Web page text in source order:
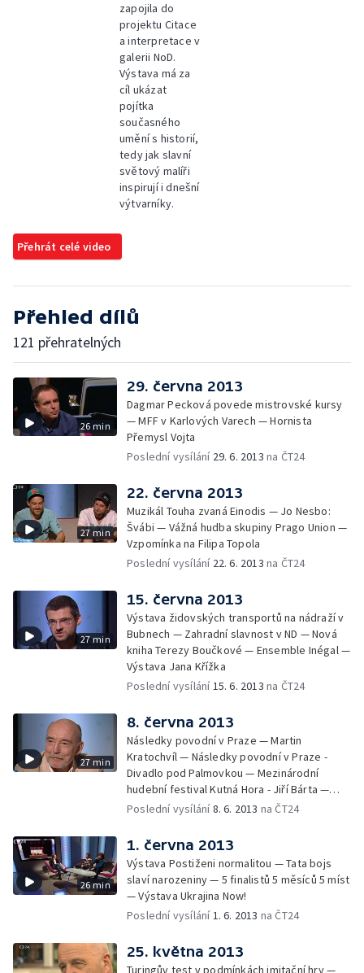
zapojila do
projektu Citace
a interpretace v
galerii NoD.
Výstava má za
cíl ukázat
pojítka
současného
umění s historií,
tedy jak slavní
světový malíři
inspirují i dnešní
výtvarníky.
Přehrát celé video
Přehled dílů
121 přehratelných
26 min
29. června 2013
Dagmar Pecková povede mistrovské kursy
— MFF v Karlových Varech — Hornista
Přemysl Vojta
Poslední vysílání 29. 6. 2013 na ČT24
27 min
22. června 2013
Muzikál Touha zvaná Einodis — Jo Nesbo:
Švábi — Vážná hudba skupiny Prago Union —
Vzpomínka na Filipa Topola
Poslední vysílání 22. 6. 2013 na ČT24
27 min
15. června 2013
Výstava židovských transportů na nádraží v
Bubnech — Zahradní slavnost v ND — Nová
kniha Terezy Boučkové — Ensemble Inégal —
Výstava Jana Křížka
Poslední vysílání15. 6. 2013 na ČT24
27 min
8. června 2013
Následky povodní v Praze — Martin
Kratochvíl — Následky povodní v Praze -
Divadlo pod Palmovkou — Mezinárodní
hudební festival Kutná Hora - Jiří Bárta —
Kniha týdne: Teorie masového šílenství —
Poslední vysílání8. 6. 2013 na ČT24
26 min
1. června 2013
Výstava Postiženi normalitou — Tata bojs
slaví narozeniny — 5 finalistů 5 měsíců 5 míst
— Výstava Ukrajina Now!
Poslední vysílání1. 6. 2013 na ČT24
25. května 2013
Turingův test v podmínkách imitační hry —